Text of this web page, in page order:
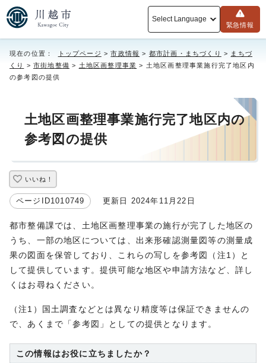
Select Language
緊急情報
現在の位置： トップページ >市政情報 > 都市計画・まちづくり > まちづ
くり
>市街地整備 > 土地区画整理事業 > 土地区画整理事業施行完了地区内
の参考図の提供
土地区画整理事業施行完了地区内の
参考図の提供
いいね！
ページID1010749 更新日 2024年11月22日
都市整備課では、土地区画整理事業の施行が完了した地区の
うち、一部の地区については、出来形確認測量図等の測量成
果の図面を保管しており、これらの写しを参考図（注1）と
して提供しています。提供可能な地区や申請方法など、詳し
くはお尋ねください。
（注1）国土調査などとは異なり精度等は保証できませんの
で、あくまで「参考図」としての提供となります。
この情報はお役に立ちましたか？